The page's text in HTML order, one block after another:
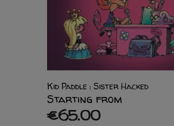
Kid Paddle : Sister Hacked
Starting from
€65.00